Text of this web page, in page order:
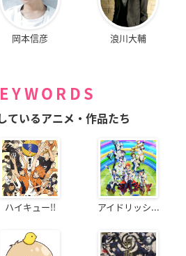
岡本信彦 浪川大輔
ているアニメ・作品たち
ハイキュー!! アイドリッシ...